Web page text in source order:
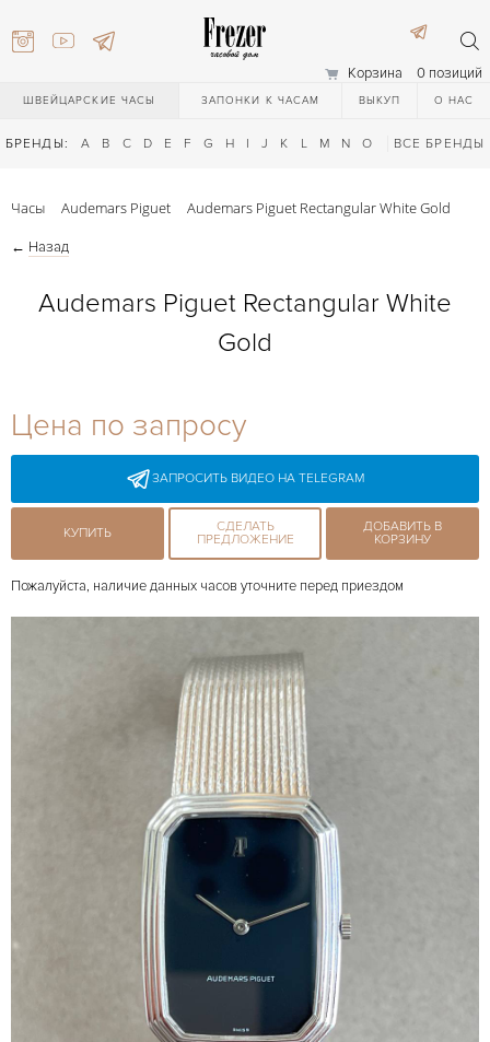
Корзина 0 позиций
ШВЕЙЦАРСКИЕ ЧАСЫ ЗАПОНКИ К ЧАСАМ ВЫКУП О НАС
БРЕНДЫ: A B C D E F G H I J K L M N O Q R S T
ВСЕ БРЕНДЫ
27-44
Часы Audemars Piguet Audemars Piguet Rectangular White Gold
← Назад
Audemars Piguet Rectangular White
Gold
Цена по запросу
ЗАПРОСИТЬ ВИДЕО НА TELEGRAM
КУПИТЬ
СДЕЛАТЬ
ПРЕДЛОЖЕНИЕ
ДОБАВИТЬ В
КОРЗИНУ
Пожалуйста, наличие данных часов уточните перед приездом